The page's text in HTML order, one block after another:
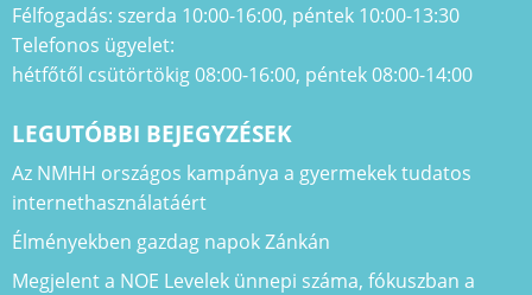
Félfogadás: szerda 10:00-16:00, péntek 10:00-13:30
Telefonos ügyelet:
hétfőtől csütörtökig 08:00-16:00, péntek 08:00-14:00
LEGUTÓBBI BEJEGYZÉSEK
Az NMHH országos kampánya a gyermekek tudatos
internethasználatáért
Élményekben gazdag napok Zánkán
Megjelent a NOE Levelek ünnepi száma, fókuszban a